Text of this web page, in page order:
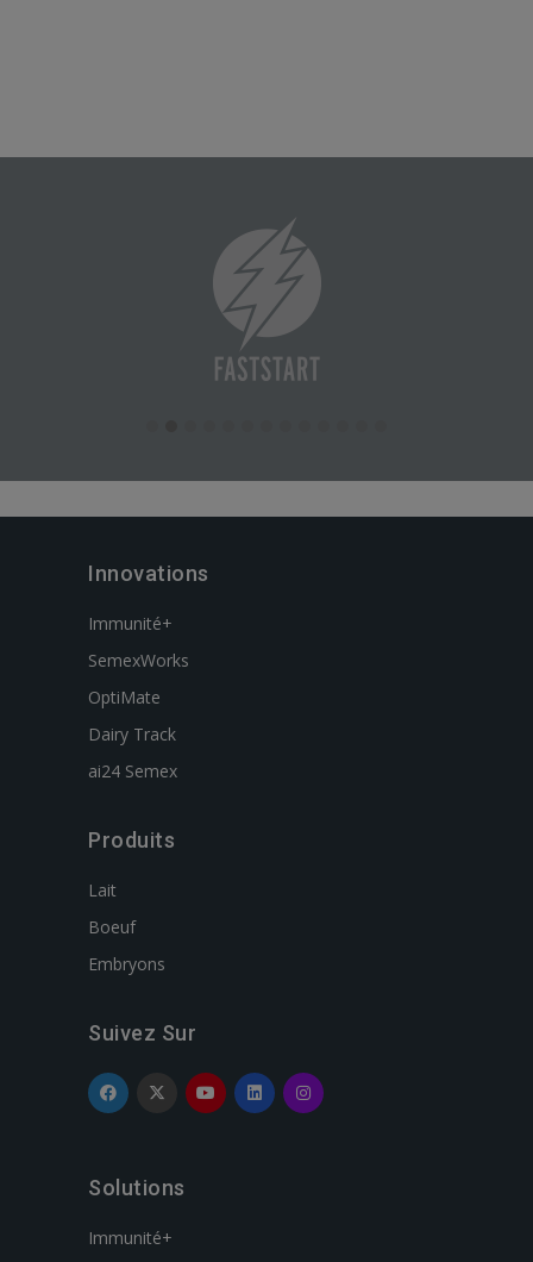
Innovations
Immunité+
SemexWorks
OptiMate
Dairy Track
ai24 Semex
Produits
Lait
Boeuf
Embryons
Suivez Sur
Solutions
Immunité+